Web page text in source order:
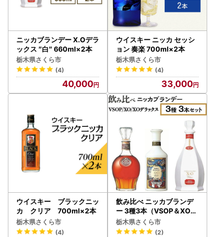
ニッカブランデー X.Oデラ
ックス ″白″ 660ml×2本
栃木県さくら市
(4)
40,000
ウイスキー ニッカ セッシ
ョン 奏楽 700ml×2本
栃木県さくら市
(4)
33,000
ウイスキー ブラックニッ
カ クリア 700ml×2本
栃木県さくら市
(4)
飲み比べ ニッカブランデ
ー 3種3本（VSOP＆XO＆
XOデラックス） ※着日指
定不可◇
栃木県さくら市
(2)